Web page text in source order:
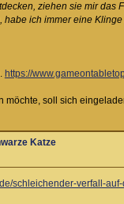
ziehen sie mir
ich immer eine Klinge
https://
möchte, soll sich
Katze
schleichender-verfall-